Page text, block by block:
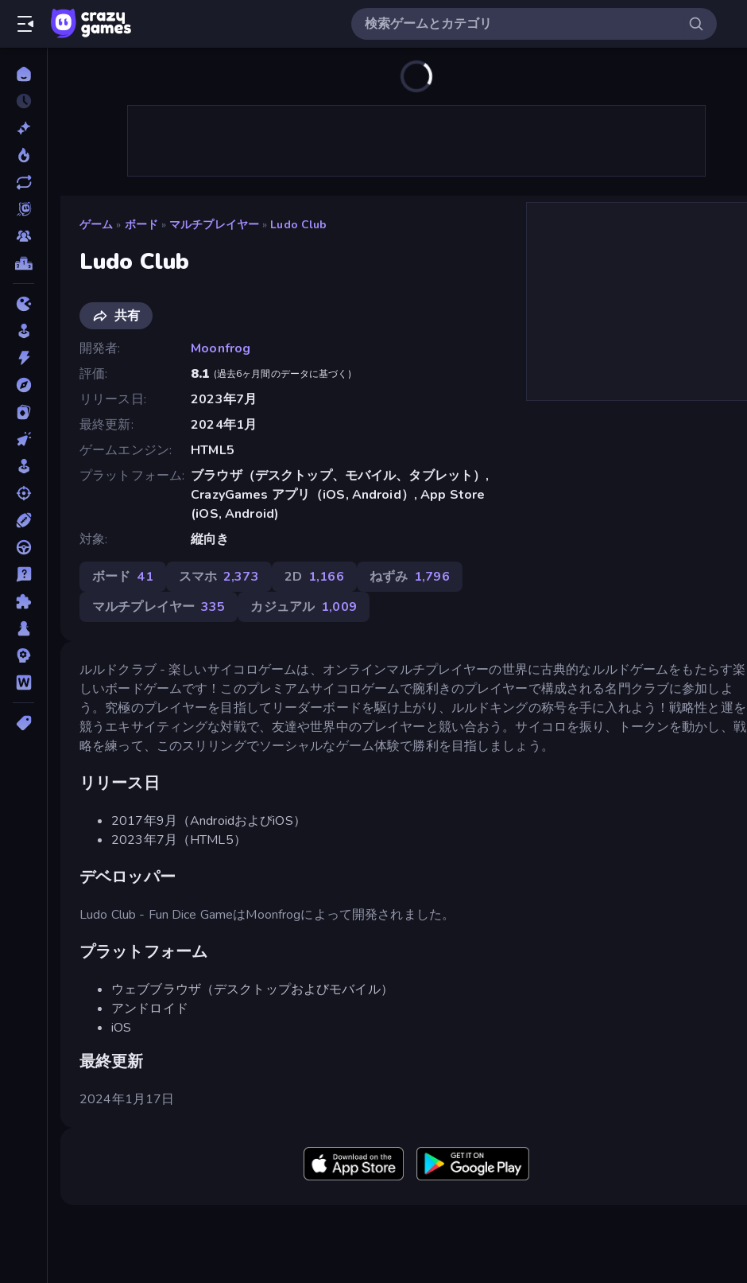
ゲーム » ボード » マルチプレイヤー » Ludo Club
Ludo Club
共有
開発者
Moonfrog
評価
8.1 (過去6ヶ月間のデータに基づく )
リリース日
2023年7月
最終更新
2024年1月
ゲームエンジン
HTML5
プラットフォーム ブラウザ（デスクトップ、モバイル、タブレット）,
CrazyGames アプリ（iOS, Android）, App Store
(iOS, Android)
対象
縦向き
ボード 41 スマホ 2,373 2D 1,166 ねずみ 1,796
マルチプレイヤー 335 カジュアル 1,009
ルルドクラブ - 楽しいサイコロゲームは、オンラインマルチプレイヤーの世界に古典的なルルドゲームをもたらす楽
しいボードゲームです！このプレミアムサイコロゲームで腕利きのプレイヤーで構成される名門クラブに参加しよ
う。究極のプレイヤーを目指してリーダーボードを駆け上がり、ルルドキングの称号を手に入れよう！戦略性と運を
競うエキサイティングな対戦で、友達や世界中のプレイヤーと競い合おう。サイコロを振り、トークンを動かし、戦
略を練って、このスリリングでソーシャルなゲーム体験で勝利を目指しましょう。
リリース日
2017年9月（AndroidおよびiOS）
2023年7月（HTML5）
デベロッパー
Ludo Club - Fun Dice GameはMoonfrogによって開発されました。
プラットフォーム
ウェブブラウザ（デスクトップおよびモバイル）
アンドロイド
iOS
最終更新
2024年1月17日